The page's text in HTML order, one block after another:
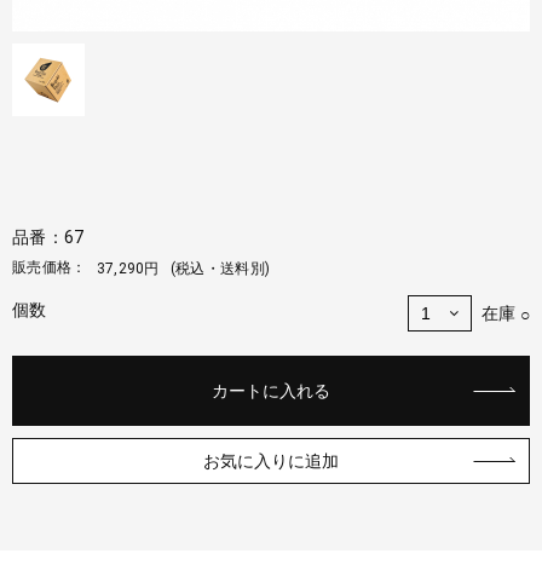
品番：67
販売価格： 37,290円 (税込・送料別)
個数 在庫 ○
カートに入れる
お気に入りに追加